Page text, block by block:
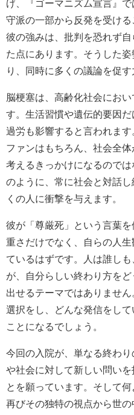
げ、『ゴーマニズム宣言』
守派の一部から反発を受ける
彼の強みは、批判を恐れず
た点にあります。そうした
り、同時に多くの議論を促す
脳梗塞は、高齢化社会にお
す。生活習慣や遺伝的要因
過労も影響すると言われま
ファンはもちろん、社会全
考えるきっかけになるので
のように、常に社会と対話
くの人に衝撃を与えます。
彼が「尊厳死」という言葉
重さだけでなく、自らの人
ているはずです。人は誰しも
が、自分らしい終わり方を
出せるテーマではありませ
選択をし、どんな発信をし
ことになるでしょう。
今回の入院が、単なる終わ
や社会に対して新しい問い
とを願っています。そして
再びその独特の視点から世